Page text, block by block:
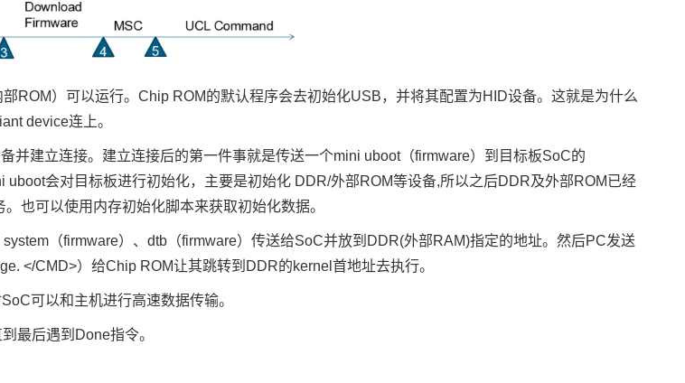
ROM）可以运行。Chip ROM的默认程序会去初始化USB，并将其配置为HID设备。这就是为什么
device连上。
并建立连接。建立连接后的第一件事就是传送一个mini uboot（firmware）到目标板SoC的
会对目标板进行初始化，主要是初始化 DDR/外部ROM等设备,所以之后DDR及外部ROM已经
也可以使用内存初始化脚本来获取初始化数据。
（firmware）、dtb（firmware）传送给SoC并放到DDR(外部RAM)指定的地址。然后PC发送
</CMD>）给Chip ROM让其跳转到DDR的kernel首地址去执行。
可以和主机进行高速数据传输。
最后遇到Done指令。